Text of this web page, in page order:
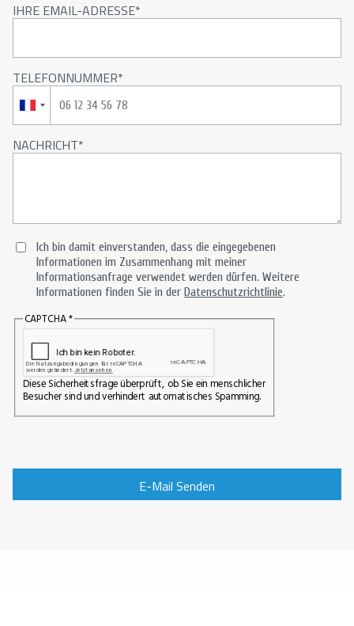
IHRE EMAIL-ADRESSE
TELEFONNUMMER
NACHRICHT
Ich bin damit einverstanden, dass die eingegebenen
Informationen im Zusammenhang mit meiner
Informationsanfrage verwendet werden dürfen. Weitere
Informationen finden Sie in der Datenschutzrichtlinie.
CAPTCHA
Diese Sicherheitsfrage überprüft, ob Sie ein menschlicher
Besucher sind und verhindert automatisches Spamming.
E-Mail Senden